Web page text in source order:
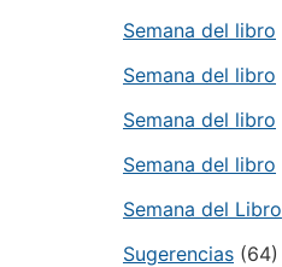
Semana del libro
Semana del libro
Semana del libro
Semana del libro
Semana del Libro
Sugerencias (64)